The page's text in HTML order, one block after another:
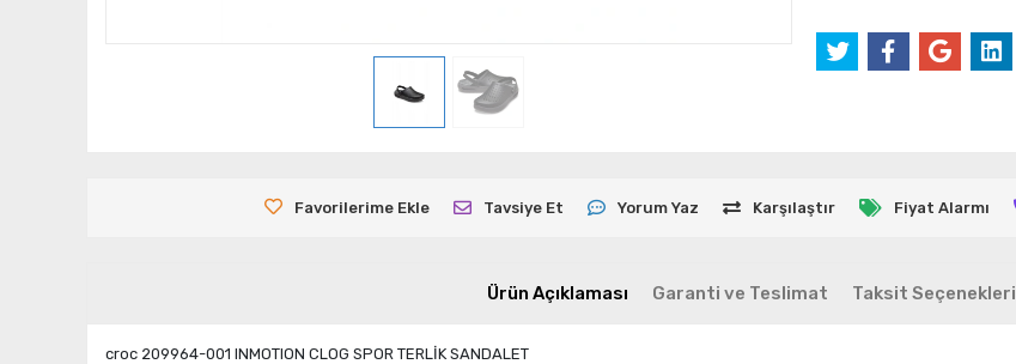
Favorilerime Ekle Tavsiye Et Yorum Yaz Karşılaştır Fiyat Alarmı
Ürün Açıklaması Garanti ve Teslimat Taksit Seçenekleri
croc 209964-001 INMOTION CLOG SPOR TERLİK SANDALET